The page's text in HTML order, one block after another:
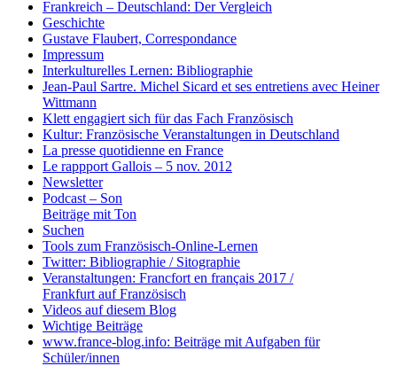
Frankreich – Deutschland: Der Vergleich
Geschichte
Gustave Flaubert, Correspondance
Impressum
Interkulturelles Lernen: Bibliographie
Jean-Paul Sartre. Michel Sicard et ses entretiens avec Heiner
Wittmann
Klett engagiert sich für das Fach Französisch
Kultur: Französische Veranstaltungen in Deutschland
La presse quotidienne en France
Le rappport Gallois – 5 nov. 2012
Newsletter
Podcast – Son
Beiträge mit Ton
Suchen
Tools zum Französisch-Online-Lernen
Twitter: Bibliographie / Sitographie
Veranstaltungen: Francfort en français 2017 /
Frankfurt auf Französisch
Videos auf diesem Blog
Wichtige Beiträge
www.france-blog.info: Beiträge mit Aufgaben für
Schüler/innen